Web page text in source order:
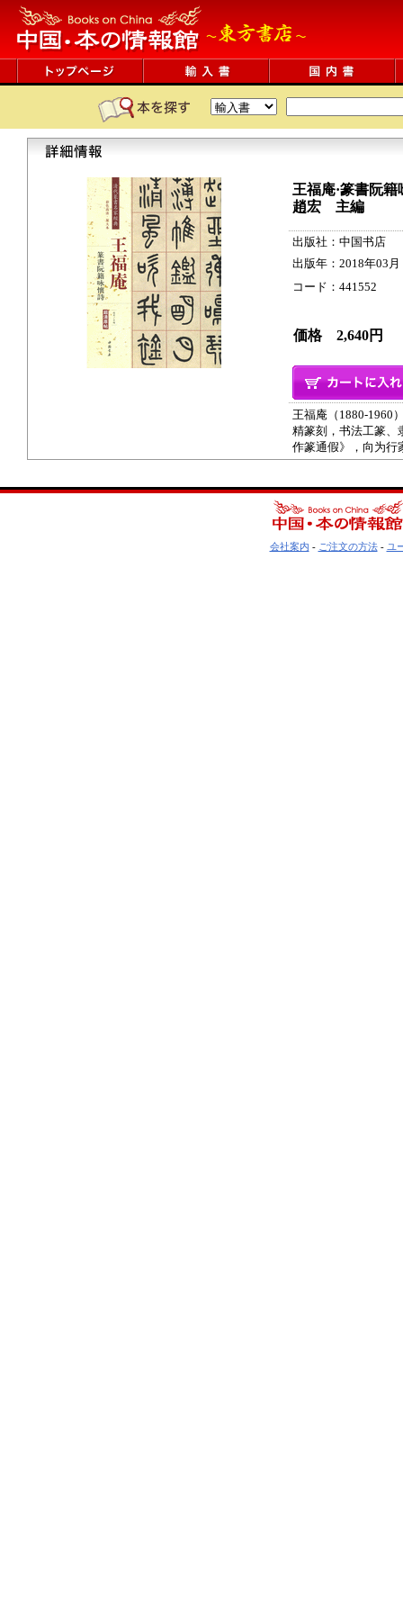
王福庵·篆書阮
趙宏 主編
出版社：中国书店
出版年：2018年03月
コード：441552
価格 2,640円
王福庵（1880-1960
精篆刻，书法工篆、
作篆通假》，向为行
会社案内 - ご注文の方法- ユ